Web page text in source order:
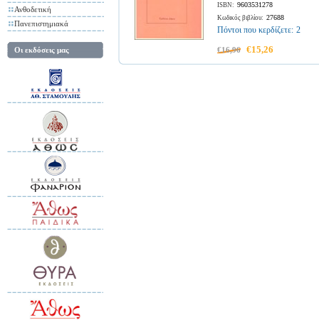
Ανθοδετική
Πανεπιστημιακά
Οι εκδόσεις μας
ISBN: 9603531278
Κωδικός βιβλίου: 27688
Πόντοι που κερδίζετε: 2
€16,96 €15,26